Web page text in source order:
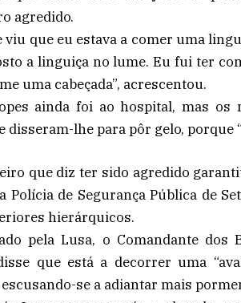
agredido.
viu que eu estava a comer uma
a linguiça no lume. Eu fui ter
uma cabeçada”, acrescentou.
ainda foi ao hospital, mas
disseram-lhe para pôr gelo, porque
que diz ter sido agredido
Polícia de Segurança Pública de
hierárquicos.
pela Lusa, o Comandante dos
que está a decorrer uma
se a adiantar mais